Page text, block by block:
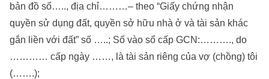
bản đồ số….., địa chỉ………– theo “Giấy chứng nhận
quyền sử dụng đất, quyền sở hữu nhà ở và tài sản khác
gắn liền với đất” số …..; Số vào sổ cấp GCN:………., do
………… cấp ngày ……, là tài sản riêng của vợ (chồng) tôi
(…….);